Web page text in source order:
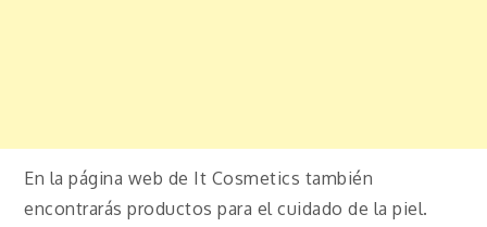
En la página web de It Cosmetics también
encontrarás productos para el cuidado de la piel.